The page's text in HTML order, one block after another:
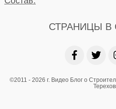
СТРАНИЦЫ В
©2011 - 2026 г. Видео Блог о